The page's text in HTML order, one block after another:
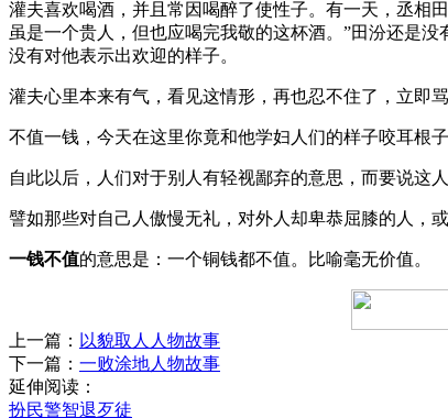
灌夫喜欢喝酒，并且常因喝醉了使性子。有一天，丞相
虽是一个贵人，但也应喝完我敬的这杯酒。”田汾还是
没有对他表示出欢迎的样子。
灌夫心里本来有气，看见这情形，再也忍不住了，立即
不值一钱，今天在这里你竟和他学妇人们的样子咬耳根
自此以后，人们对于别人有轻视鄙弃的意思，而要说这
譬如那些对自己人傲慢无礼，对外人却卑恭屈膝的人，
一钱不值的意思是：一个铜钱都不值。比喻毫无价值。
上一篇： 以貌取人人物故事
下一篇： 一败涂地人物故事
延伸阅读：
扮民警智退歹徒